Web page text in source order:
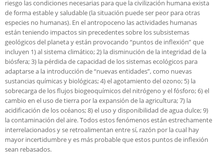
riesgo las condiciones necesarias para que la civilización humana exista
de forma estable y saludable (la situación puede ser peor para otras
especies no humanas). En el antropoceno las actividades humanas
están teniendo impactos sin precedentes sobre los subsistemas
geológicos del planeta y están provocando “puntos de inflexión” que
incluyen 1) al sistema climático; 2) la disminución de la integridad de la
biósfera; 3) la pérdida de capacidad de los sistemas ecológicos para
adaptarse a la introducción de “nuevas entidades”, como nuevas
sustancias químicas y biológicas; 4) el agotamiento del ozono; 5) la
sobrecarga de los flujos biogeoquímicos del nitrógeno y el fósforo; 6) el
cambio en el uso de tierra por la expansión de la agricultura; 7) la
acidificación de los océanos; 8) el uso y disponibilidad de agua dulce; 9)
la contaminación del aire. Todos estos fenómenos están estrechamente
interrelacionados y se retroalimentan entre sí, razón por la cual hay
mayor incertidumbre y es más probable que estos puntos de inflexión
sean rebasados.